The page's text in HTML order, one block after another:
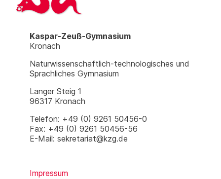
Kaspar-Zeuß-Gymnasium
Kronach
Naturwissenschaftlich-technologisches und
Sprachliches Gymnasium
Langer Steig 1
96317 Kronach
Telefon: +49 (0) 9261 50456-0
Fax: +49 (0) 9261 50456-56
E-Mail: sekretariat@kzg.de
Impressum